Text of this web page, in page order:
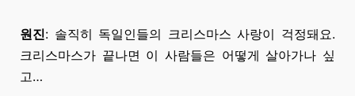
원진: 솔직히 독일인들의 크리스마스 사랑이 걱정돼요.
크리스마스가 끝나면 이 사람들은 어떻게 살아가나 싶
고…